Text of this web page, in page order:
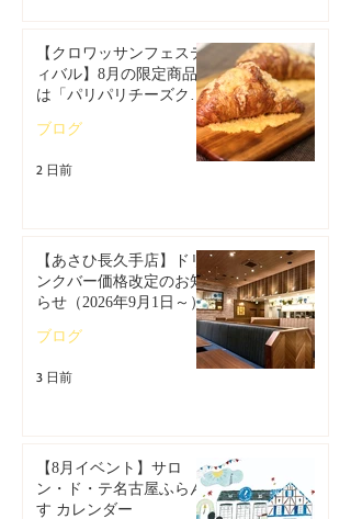
【クロワッサンフェステ
ィバル】8月の限定商品
は「パリパリチーズクロ
ブログ
2 日前
【あさひ長久手店】ドリ
ンクバー価格改定のお知
らせ（2026年9月1日～）
ブログ
3 日前
【8月イベント】サロ
ン・ド・テ名古屋ふらん
す カレンダー